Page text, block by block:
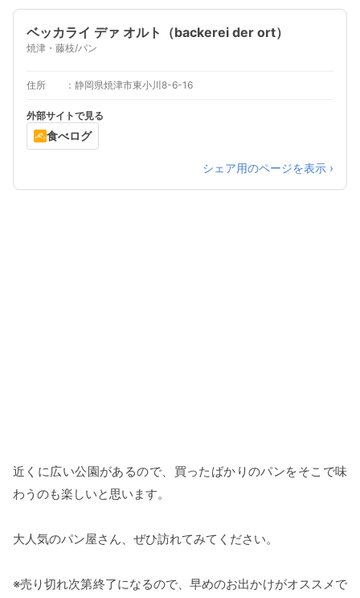
ベッカライ デァ オルト（backerei der ort）
焼津・藤枝/パン
住所 静岡県焼津市東小川8-6-16
外部サイトで見る
食べログ
シェア用のページを表示 ›
近くに広い公園があるので、買ったばかりのパンをそこで味
わうのも楽しいと思います。
大人気のパン屋さん、ぜひ訪れてみてください。
※売り切れ次第終了になるので、早めのお出かけがオススメで